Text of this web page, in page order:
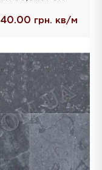
грн. кв/м